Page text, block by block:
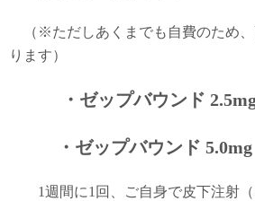
（※ただしあくまでも自費のため、
ります）
・ゼップバウンド
・ゼップバウンド
1週間に1回、ご自身で皮下注射（